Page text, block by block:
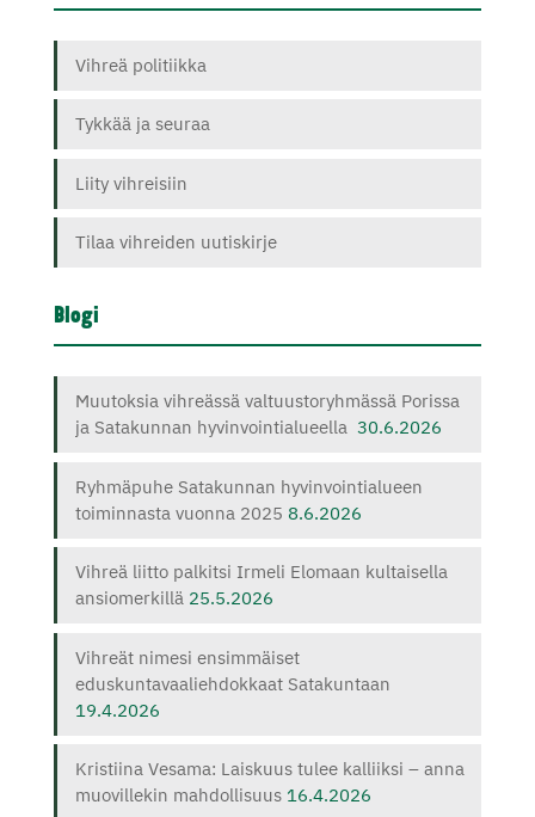
Vihreä politiikka
Tykkää ja seuraa
Liity vihreisiin
Tilaa vihreiden uutiskirje
Blogi
Muutoksia vihreässä valtuustoryhmässä Porissa
ja Satakunnan hyvinvointialueella 30.6.2026
Ryhmäpuhe Satakunnan hyvinvointialueen
toiminnasta vuonna 2025 8.6.2026
Vihreä liitto palkitsi Irmeli Elomaan kultaisella
ansiomerkillä 25.5.2026
Vihreät nimesi ensimmäiset
eduskuntavaaliehdokkaat Satakuntaan
19.4.2026
Kristiina Vesama: Laiskuus tulee kalliiksi – anna
muovillekin mahdollisuus 16.4.2026